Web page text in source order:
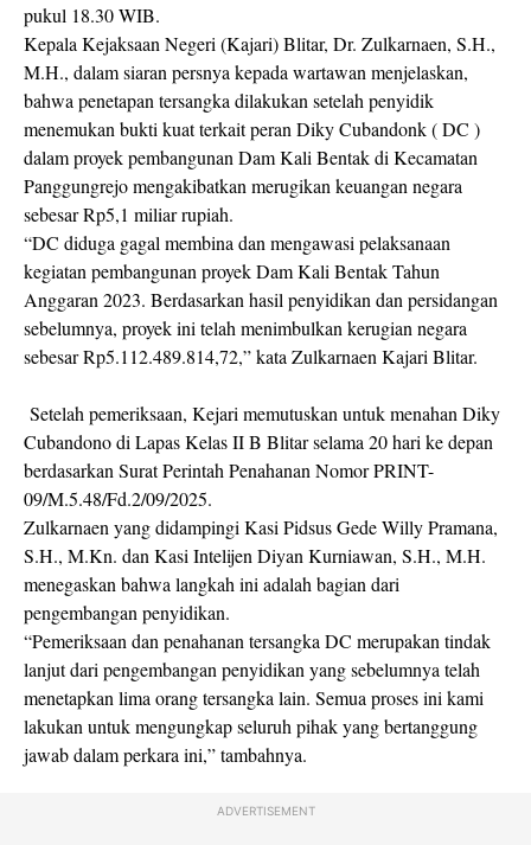
pukul 18.30 WIB.
Kepala Kejaksaan Negeri (Kajari) Blitar, Dr. Zulkarnaen, S.H.,
M.H., dalam siaran persnya kepada wartawan menjelaskan,
bahwa penetapan tersangka dilakukan setelah penyidik
menemukan bukti kuat terkait peran Diky Cubandonk ( DC )
dalam proyek pembangunan Dam Kali Bentak di Kecamatan
Panggungrejo mengakibatkan merugikan keuangan negara
sebesar Rp5,1 miliar rupiah.
“DC diduga gagal membina dan mengawasi pelaksanaan
kegiatan pembangunan proyek Dam Kali Bentak Tahun
Anggaran 2023. Berdasarkan hasil penyidikan dan persidangan
sebelumnya, proyek ini telah menimbulkan kerugian negara
sebesar Rp5.112.489.814,72,” kata Zulkarnaen Kajari Blitar.
Setelah pemeriksaan, Kejari memutuskan untuk menahan Diky
Cubandono di Lapas Kelas II B Blitar selama 20 hari ke depan
berdasarkan Surat Perintah Penahanan Nomor PRINT-
09/M.5.48/Fd.2/09/2025.
Zulkarnaen yang didampingi Kasi Pidsus Gede Willy Pramana,
S.H., M.Kn. dan Kasi Intelijen Diyan Kurniawan, S.H., M.H.
menegaskan bahwa langkah ini adalah bagian dari
pengembangan penyidikan.
“Pemeriksaan dan penahanan tersangka DC merupakan tindak
lanjut dari pengembangan penyidikan yang sebelumnya telah
menetapkan lima orang tersangka lain. Semua proses ini kami
lakukan untuk mengungkap seluruh pihak yang bertanggung
jawab dalam perkara ini,” tambahnya.
ADVERTISEMENT